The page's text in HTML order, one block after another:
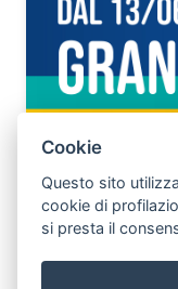
Cookie
Questo sito
cookie di
si presta il